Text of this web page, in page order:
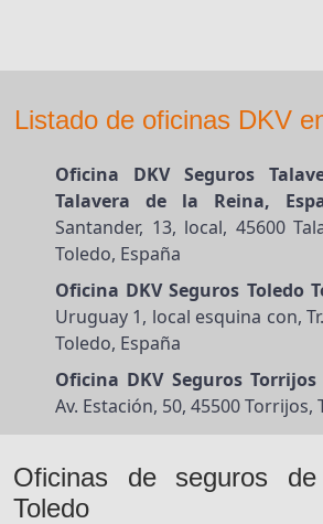
Listado de oficinas DKV
Oficina DKV Seguros
Talavera de la Reina,
Santander, 13, local, 45600
Toledo, España
Oficina DKV Seguros Toledo
Uruguay 1, local esquina con,
Toledo, España
Oficina DKV Seguros
Av. Estación, 50, 45500 Torrijos,
Oficinas de seguros
Toledo